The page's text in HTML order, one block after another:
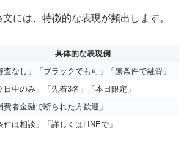
には、特徴的な表現が頻出します。
具体的な表現例
査なし」「ブラックでも可」「無条件で融資」
日中のみ」「先着3名」「本日限定」
費者金融で断られた方歓迎」
件は相談」「詳しくはLINEで」